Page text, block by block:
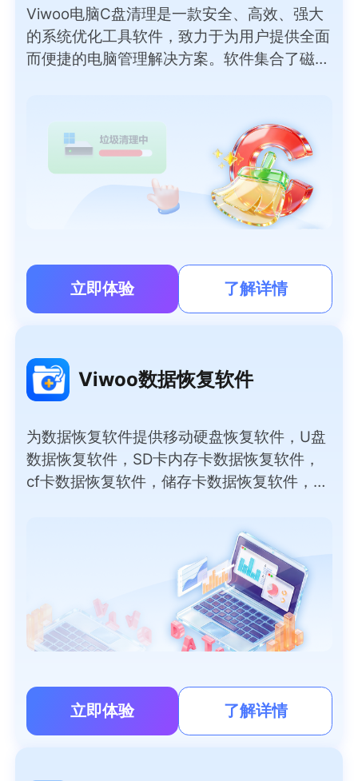
Viwoo电脑C盘清理是一款安全、高效、强大
的系统优化工具软件，致力于为用户提供全面
而便捷的电脑管理解决方案。软件集合了磁盘
体，可以帮用户轻松清理系统垃圾、管理大文
件、清理聊天隐私，提高系统性能，让电脑时
刻保持流畅如新。
立即体验 了解详情
Viwoo数据恢复软件
为数据恢复软件提供移动硬盘恢复软件，U盘
数据恢复软件，SD卡内存卡数据恢复软件，
cf卡数据恢复软件，储存卡数据恢复软件，外
立即体验 了解详情